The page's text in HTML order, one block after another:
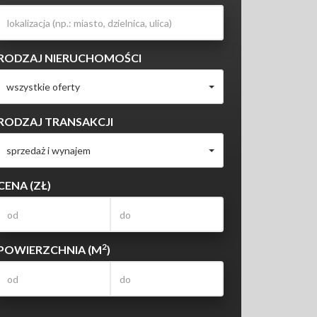
NIERUCHOMOŚCI
wszystkie oferty
TRANSAKCJI
sprzedaż i wynajem
(ZŁ)
(M2)